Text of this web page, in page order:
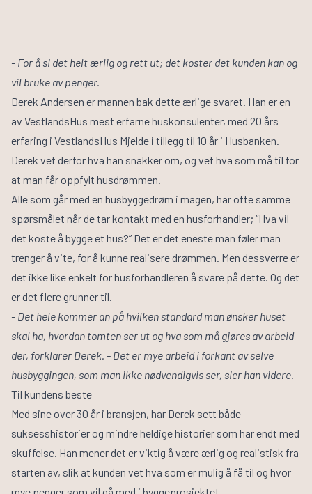
- For å si det helt ærlig og rett ut; det koster det kunden kan og
vil bruke av penger.
Derek Andersen er mannen bak dette ærlige svaret. Han er en
av VestlandsHus mest erfarne huskonsulenter, med 20 års
erfaring i VestlandsHus Mjelde i tillegg til 10 år i Husbanken.
Derek vet derfor hva han snakker om, og vet hva som må til for
at man får oppfylt husdrømmen.
Alle som går med en husbyggedrøm i magen, har ofte samme
spørsmålet når de tar kontakt med en husforhandler; “Hva vil
det koste å bygge et hus?” Det er det eneste man føler man
trenger å vite, for å kunne realisere drømmen. Men dessverre er
det ikke like enkelt for husforhandleren å svare på dette. Og det
er det flere grunner til.
- Det hele kommer an på hvilken standard man ønsker huset
skal ha, hvordan tomten ser ut og hva som må gjøres av arbeid
der, forklarer Derek. - Det er mye arbeid i forkant av selve
husbyggingen, som man ikke nødvendigvis ser, sier han videre.
Til kundens beste
Med sine over 30 år i bransjen, har Derek sett både
suksesshistorier og mindre heldige historier som har endt med
skuffelse. Han mener det er viktig å være ærlig og realistisk fra
starten av, slik at kunden vet hva som er mulig å få til og hvor